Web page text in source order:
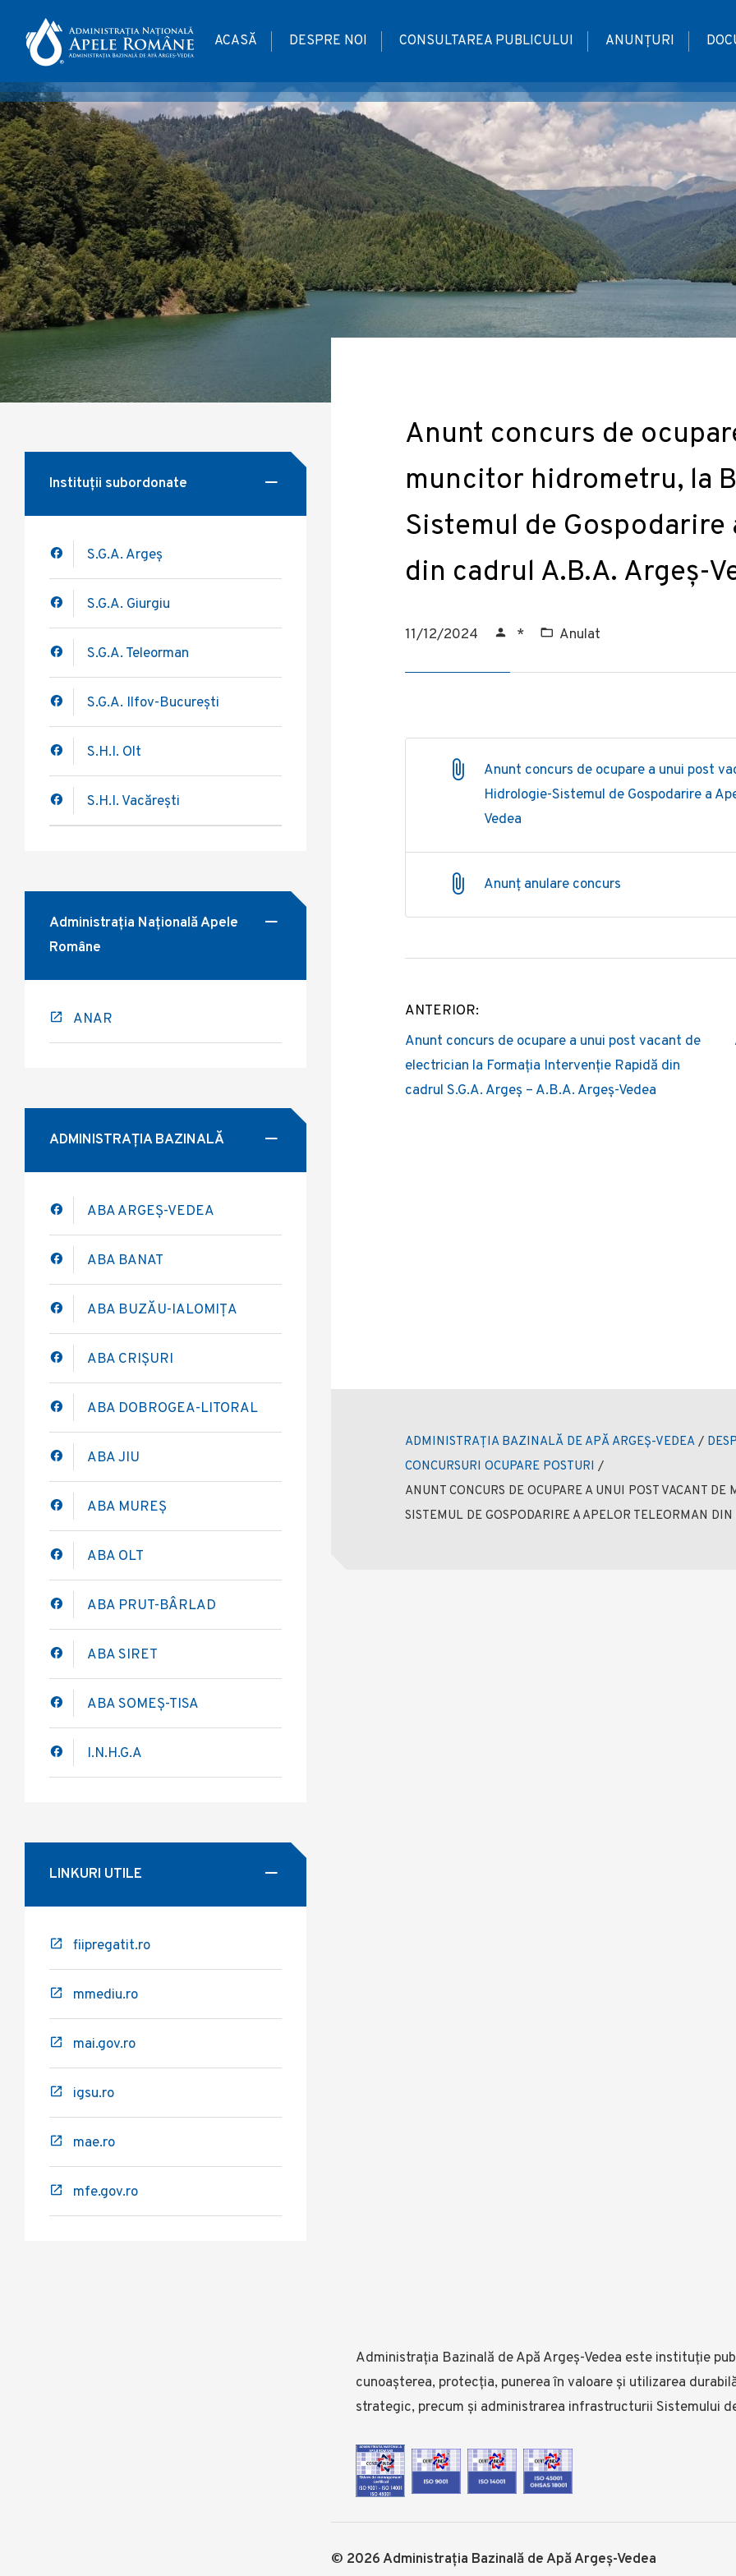
ACASĂ DESPRE NOI CONSULTAREA PUBLICULUI ANUNȚURI
Anunt concurs de
muncitor hidrometru, la
Sistemul de Gospodarire
din cadrul A.B.A. Argeș-
11/12/2024 * Anulat
Anunt concurs de ocupare a unui post
Hidrologie-Sistemul de Gospodarire a
Vedea
Anunț anulare concurs
Post
navigation
ANTERIOR:
Anunt concurs de ocupare a unui post vacant de
electrician la Formația Intervenție Rapidă din
cadrul S.G.A. Argeș – A.B.A. Argeș-Vedea
ADMINISTRAȚIA BAZINALĂ DE APĂ ARGEȘ-VEDEA /
CONCURSURI OCUPARE POSTURI /
ANUNT CONCURS DE OCUPARE A UNUI POST VACANT
SISTEMUL DE GOSPODARIRE A APELOR TELEORMAN
Instituții subordonate
S.G.A. Argeș
S.G.A. Giurgiu
S.G.A. Teleorman
S.G.A. Ilfov-București
S.H.I. Olt
S.H.I. Vacărești
Administrația Națională Apele
Române
ANAR
ADMINISTRAȚIA BAZINALĂ
ABA ARGEȘ-VEDEA
ABA BANAT
ABA BUZĂU-IALOMIȚA
ABA CRIȘURI
ABA DOBROGEA-LITORAL
ABA JIU
ABA MUREȘ
ABA OLT
ABA PRUT-BÂRLAD
ABA SIRET
ABA SOMEȘ-TISA
I.N.H.G.A
LINKURI UTILE
fiipregatit.ro
mmediu.ro
mai.gov.ro
igsu.ro
mae.ro
mfe.gov.ro
Administrația Bazinală de Apă Argeș-Vedea este instituție
cunoașterea, protecția, punerea în valoare și utilizarea
strategic, precum și administrarea infrastructurii Sistemului
© 2026 Administrația Bazinală de Apă Argeș-Vedea